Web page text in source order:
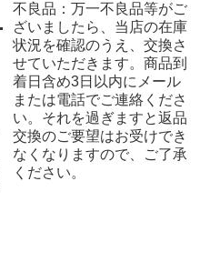
不良品：万一不良品等がご
ざいましたら、当店の在庫
状況を確認のうえ、交換さ
せていただきます。商品到
着日含め3日以内にメール
または電話でご連絡くださ
い。それを過ぎますと返品
交換のご要望はお受けでき
なくなりますので、ご了承
ください。